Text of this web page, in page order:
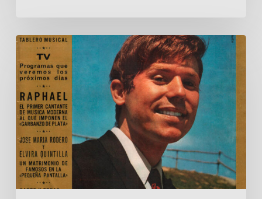
Raphael,
primer
cantante
de
música
moderna
al
que
imponen
el